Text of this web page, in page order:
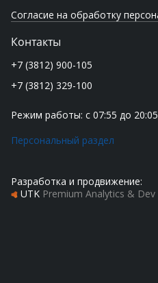
Согласие на обработку
Контакты
+7 (3812) 900-105
+7 (3812) 329-100
Режим работы: с 07:55 до 20:05
Персональный раздел
Разработка и продвижение:
UTK Premium Analytics & Dev